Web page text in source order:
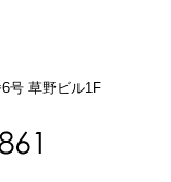
号 草野ビル1F